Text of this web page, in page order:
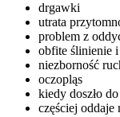
drgawki
utrata
problem z
obfite ślinienie
niezborność
oczopląs
kiedy doszło
częściej